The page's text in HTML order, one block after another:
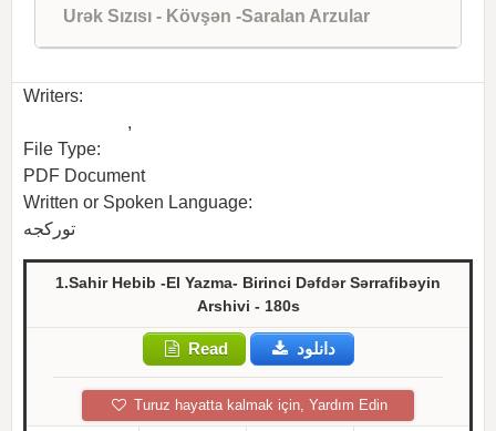
Urək Sızısı - Kövşən -Saralan Arzular
Writers:
,
File Type:
PDF Document
Written or Spoken Language:
تورکجه
1.Sahir Hebib -El Yazma- Birinci Dəfdər Sərrafibəyin
Arshivi - 180s
Read دانلود
Turuz hayatta kalmak için, Yardım Edin